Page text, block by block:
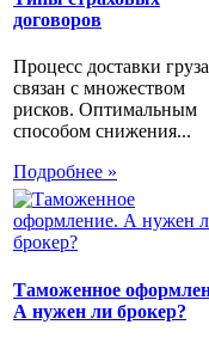
договоров
Процесс доставки груза
связан с множеством
рисков. Оптимальным
способом снижения...
Подробнее »
Таможенное
А нужен ли брокер?